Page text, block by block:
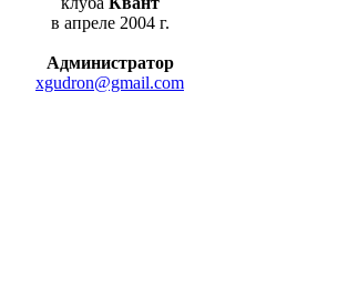
в апреле 2004 г.
Администратор
xgudron@gmail.com